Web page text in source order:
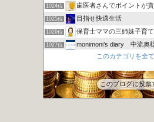
1024位 歯医者さんでポイントが
1025位 目指せ快適生活
1026位 保育士ママの三姉妹子育
1027位 monimoni’s diary 中流奥
【ハウハウ】ハウスのノウハ
1029位 財布のヒモとの上手なつ
このカテゴリを全
このブログに投票